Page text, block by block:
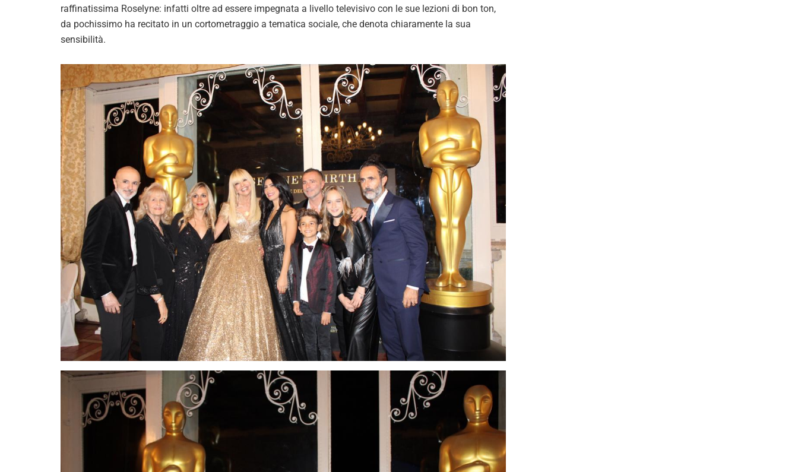
raffinatissima Roselyne: infatti oltre ad essere impegnata a livello televisivo con le sue lezioni di bon ton,
da pochissimo ha recitato in un cortometraggio a tematica sociale, che denota chiaramente la sua
sensibilità.